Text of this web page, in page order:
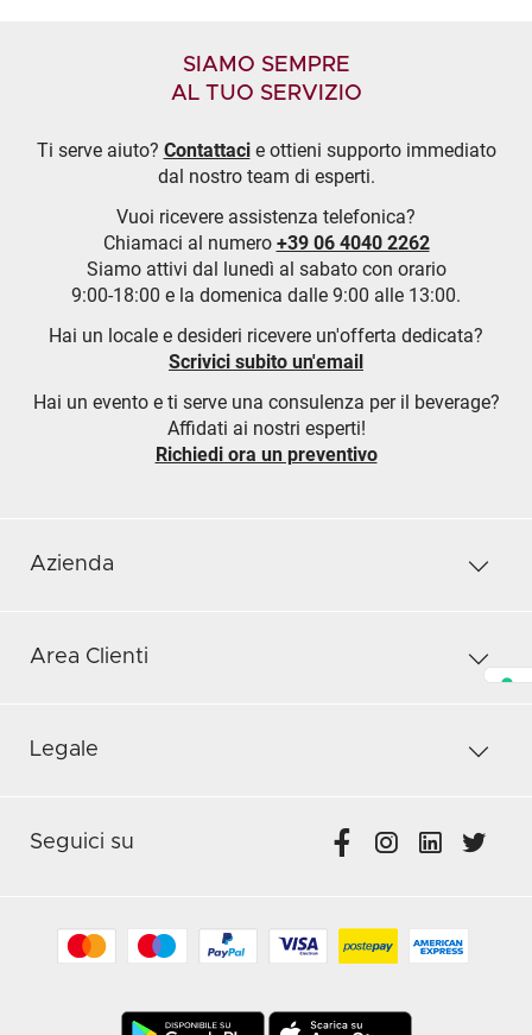
SIAMO SEMPRE
AL TUO SERVIZIO
Ti serve aiuto? Contattacie ottieni supporto immediato
dal nostro team di esperti.
Vuoi ricevere assistenza telefonica?
Chiamaci al numero +39 06 4040 2262
Siamo attivi dal lunedì al sabato con orario
9:00-18:00 e la domenica dalle 9:00 alle 13:00.
Hai un locale e desideri ricevere un'offerta dedicata?
Scrivici subito un'email
Hai un evento e ti serve una consulenza per il beverage?
Affidati ai nostri esperti!
Richiedi ora un preventivo
Azienda
Area Clienti
Legale
Seguici su